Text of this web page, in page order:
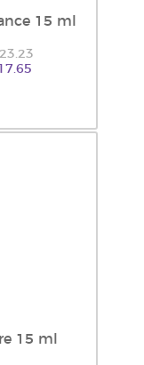
15 ml
15 ml